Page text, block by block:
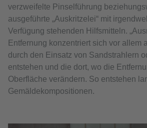
verzweifelte Pinselführung
ausgeführte „Auskritzelei“ mit
Verfügung stehenden Hilfsmitteln.
Entfernung konzentriert sich vor allem
durch den Einsatz von Sandstrahlern
entstehen und die dort, wo die
Oberfläche verändern. So entstehen
Gemäldekompositionen.